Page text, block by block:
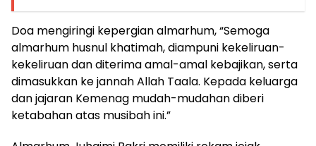
Doa mengiringi kepergian almarhum, “Semoga
almarhum husnul khatimah, diampuni kekeliruan-
kekeliruan dan diterima amal-amal kebajikan, serta
dimasukkan ke jannah Allah Taala. Kepada keluarga
dan jajaran Kemenag mudah-mudahan diberi
ketabahan atas musibah ini.”